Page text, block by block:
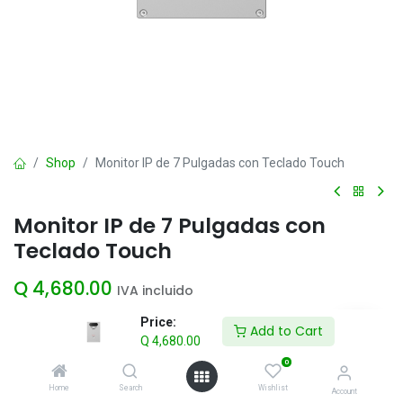
Price:
Q 4,680.00
Add to Cart
Home Search
0
Wishlist Account
Shop Monitor IP de 7 Pulgadas con Teclado Touch
Monitor IP de 7 Pulgadas con
Teclado Touch
Q 4,680.00 IVA incluido
Add to Cart
Agregar a la lista de deseos